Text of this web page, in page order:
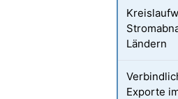
Ländern
Exporte